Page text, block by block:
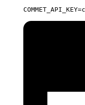
COMMET_API_KEY=